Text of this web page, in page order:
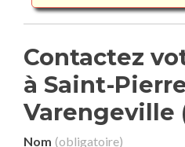
Contactez
à Saint-
Varengeville
Nom (obligatoire)